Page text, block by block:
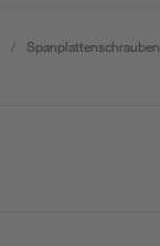
/ Spanplattenschrauben